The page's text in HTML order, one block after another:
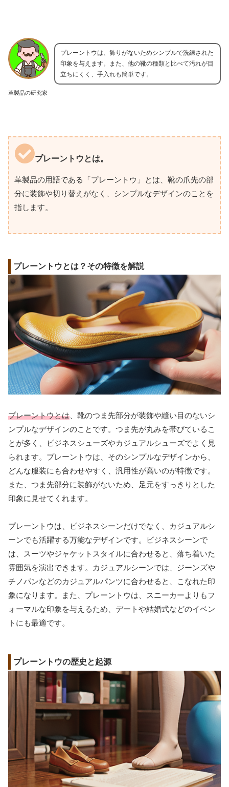
革製品の研究家
プレーントウは、飾りがないためシンプルで洗練された
印象を与えます。また、他の靴の種類と比べて汚れが目
立ちにくく、手入れも簡単です。
プレーントウとは。
革製品の用語である「プレーントウ」とは、靴の爪先の部
分に装飾や切り替えがなく、シンプルなデザインのことを
指します。
プレーントウとは？その特徴を解説
プレーントウとは 、靴のつま先部分が装飾や縫い目のないシ
ンプルなデザインのことです。つま先が丸みを帯びているこ
とが多く、ビジネスシューズやカジュアルシューズでよく見
られます。プレーントウは、そのシンプルなデザインから、
どんな服装にも合わせやすく、汎用性が高いのが特徴です。
また、つま先部分に装飾がないため、足元をすっきりとした
印象に見せてくれます。
プレーントウは、ビジネスシーンだけでなく、カジュアルシ
ーンでも活躍する万能なデザインです。ビジネスシーンで
は、スーツやジャケットスタイルに合わせると、落ち着いた
雰囲気を演出できます。カジュアルシーンでは、ジーンズや
チノパンなどのカジュアルパンツに合わせると、こなれた印
象になります。また、プレーントウは、スニーカーよりもフ
ォーマルな印象を与えるため、デートや結婚式などのイベン
トにも最適です。
プレーントウの歴史と起源